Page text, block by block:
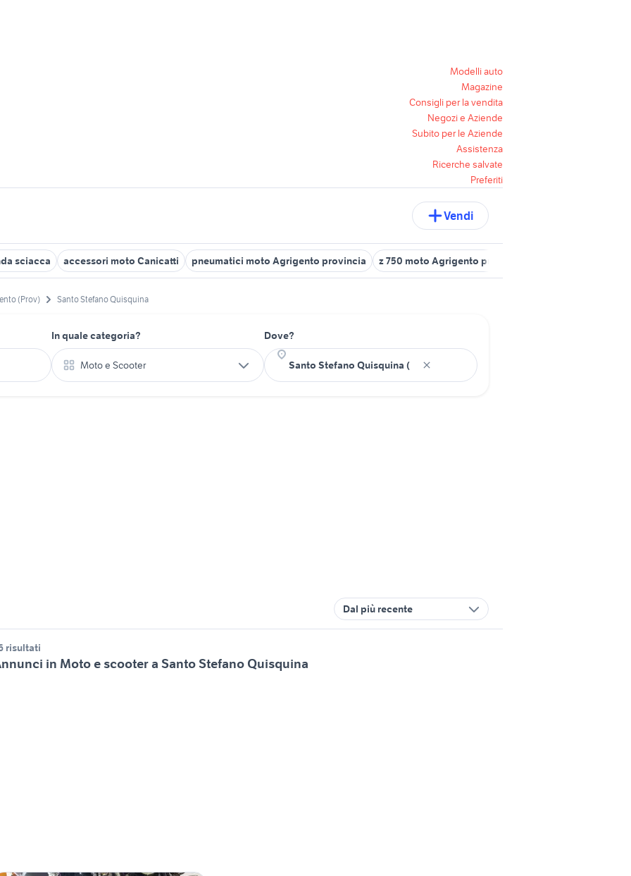
Modelli auto
Magazine
Consigli per la vendita
Negozi e Aziende
Subito per le Aziende
Assistenza
Ricerche salvate
Preferiti
Vendi
sciacca accessori moto Canicatti pneumatici moto Agrigento provincia z 750 moto Agrigento provincia
(Prov) Santo Stefano Quisquina
In quale categoria?
Moto e Scooter
Dove?
Dal più recente
risultati
in Moto e scooter a Santo Stefano Quisquina